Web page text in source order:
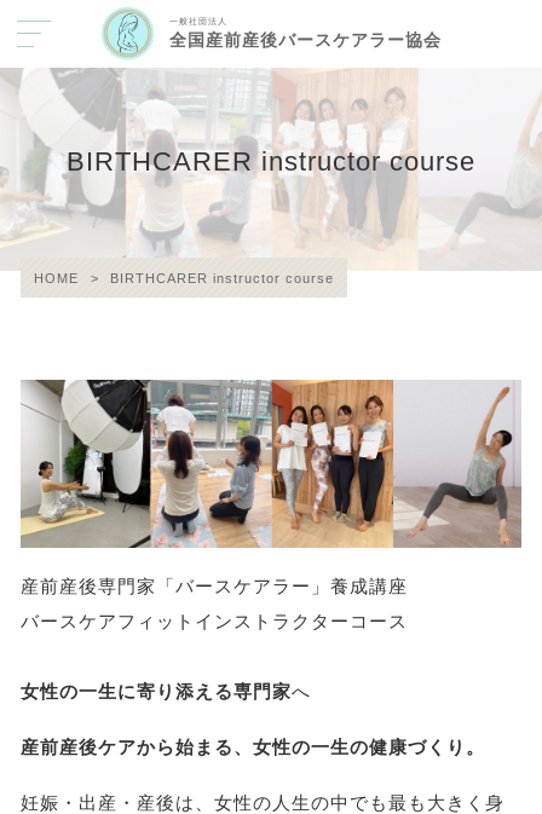
一般社団法人
全国産前産後バースケアラー協会
BIRTHCARER instructor course
HOME > BIRTHCARER instructor course
産前産後専門家「バースケアラー」養成講座
バースケアフィットインストラクターコース
女性の一生に寄り添える専門家へ
産前産後ケアから始まる、女性の一生の健康づくり。
妊娠・出産・産後は、女性の人生の中でも最も大きく身